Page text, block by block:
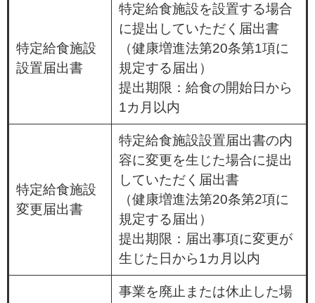
特定給食施設
設置届出書
特定給食施設を設置する場合
に提出していただく届出書
（健康増進法第20条第1項に
規定する届出）
提出期限：給食の開始日から
1カ月以内
特定給食施設
変更届出書
特定給食施設設置届出書の内
容に変更を生じた場合に提出
していただく届出書
（健康増進法第20条第2項に
規定する届出）
提出期限：届出事項に変更が
生じた日から1カ月以内
事業を廃止または休止した場